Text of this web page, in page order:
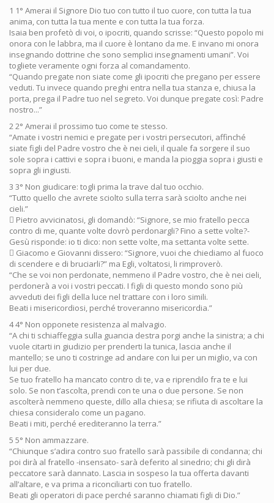
1 1° Amerai il Signore Dio tuo con tutto il tuo cuore, con tutta la tua
anima, con tutta la tua mente e con tutta la tua forza.
Isaia ben profetò di voi, o ipocriti, quando scrisse: “Questo popolo mi
onora con le labbra, ma il cuore è lontano da me. E invano mi onora
insegnando dottrine che sono semplici insegnamenti umani”. Voi
togliete veramente ogni forza al comandamento.
“Quando pregate non siate come gli ipocriti che pregano per essere
veduti. Tu invece quando preghi entra nella tua stanza e, chiusa la
porta, prega il Padre tuo nel segreto. Voi dunque pregate così: Padre
nostro...”
2 2° Amerai il prossimo tuo come te stesso.
“Amate i vostri nemici e pregate per i vostri persecutori, affinché
siate figli del Padre vostro che è nei cieli, il quale fa sorgere il suo
sole sopra i cattivi e sopra i buoni, e manda la pioggia sopra i giusti e
sopra gli ingiusti.
3 3° Non giudicare: togli prima la trave dal tuo occhio.
“Tutto quello che avrete sciolto sulla terra sarà sciolto anche nei
cieli.”
 Pietro avvicinatosi, gli domandò: “Signore, se mio fratello pecca
contro di me, quante volte dovrò perdonargli? Fino a sette volte?-
Gesù risponde: io ti dico: non sette volte, ma settanta volte sette.
 Giacomo e Giovanni dissero: “Signore, vuoi che chiediamo al fuoco
di scendere e di bruciarli?” ma Egli, voltatosi, li rimproverò.
“Che se voi non perdonate, nemmeno il Padre vostro, che è nei cieli,
perdonerà a voi i vostri peccati. I figli di questo mondo sono più
avveduti dei figli della luce nel trattare con i loro simili.
Beati i misericordiosi, perché troveranno misericordia.”
4 4° Non opponete resistenza al malvagio.
“A chi ti schiaffeggia sulla guancia destra porgi anche la sinistra; a chi
vuole citarti in giudizio per prenderti la tunica, lascia anche il
mantello; se uno ti costringe ad andare con lui per un miglio, va con
lui per due.
Se tuo fratello ha mancato contro di te, va e riprendilo fra te e lui
solo. Se non t’ascolta, prendi con te una o due persone. Se non
ascolterà nemmeno queste, dillo alla chiesa; se rifiuta di ascoltare la
chiesa consideralo come un pagano.
Beati i miti, perché erediteranno la terra.”
5 5° Non ammazzare.
“Chiunque s’adira contro suo fratello sarà passibile di condanna; chi
poi dirà al fratello -insensato- sarà deferito al sinedrio; chi gli dirà
peccatore sarà dannato. Lascia in sospeso la tua offerta davanti
all’altare, e va prima a riconciliarti con tuo fratello.
Beati gli operatori di pace perché saranno chiamati figli di Dio.”